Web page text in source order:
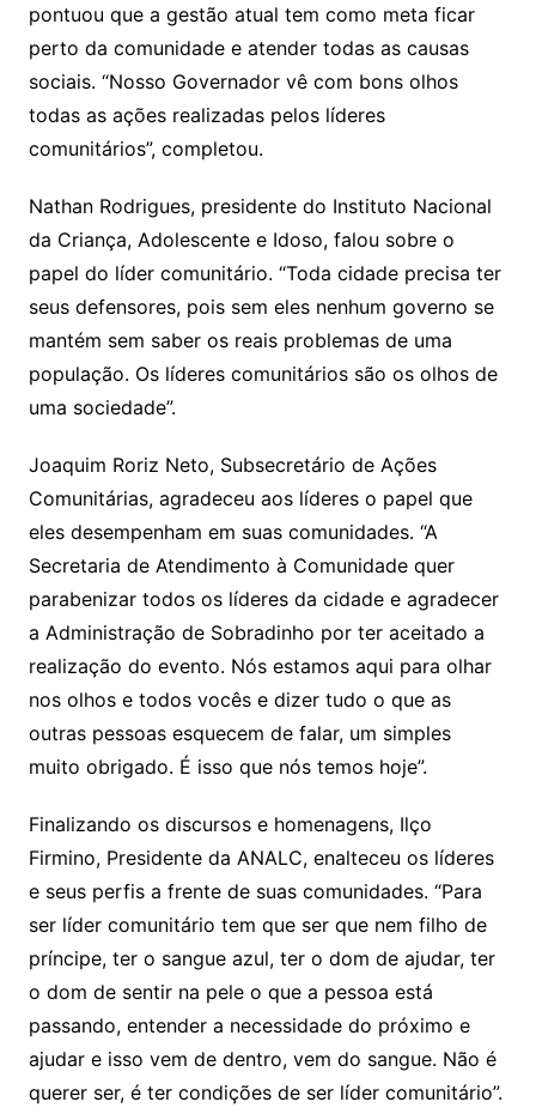
pontuou que a gestão atual tem como meta ficar
perto da comunidade e atender todas as causas
sociais. “Nosso Governador vê com bons olhos
todas as ações realizadas pelos líderes
comunitários”, completou.
Nathan Rodrigues, presidente do Instituto Nacional
da Criança, Adolescente e Idoso, falou sobre o
papel do líder comunitário. “Toda cidade precisa ter
seus defensores, pois sem eles nenhum governo se
mantém sem saber os reais problemas de uma
população. Os líderes comunitários são os olhos de
uma sociedade”.
Joaquim Roriz Neto, Subsecretário de Ações
Comunitárias, agradeceu aos líderes o papel que
eles desempenham em suas comunidades. “A
Secretaria de Atendimento à Comunidade quer
parabenizar todos os líderes da cidade e agradecer
a Administração de Sobradinho por ter aceitado a
realização do evento. Nós estamos aqui para olhar
nos olhos e todos vocês e dizer tudo o que as
outras pessoas esquecem de falar, um simples
muito obrigado. É isso que nós temos hoje”.
Finalizando os discursos e homenagens, Ilço
Firmino, Presidente da ANALC, enalteceu os líderes
e seus perfis a frente de suas comunidades. “Para
ser líder comunitário tem que ser que nem filho de
príncipe, ter o sangue azul, ter o dom de ajudar, ter
o dom de sentir na pele o que a pessoa está
passando, entender a necessidade do próximo e
ajudar e isso vem de dentro, vem do sangue. Não é
querer ser, é ter condições de ser líder comunitário”.